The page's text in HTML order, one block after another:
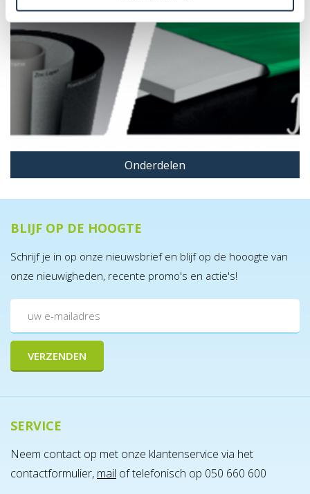
Onderdelen
BLIJF OP DE HOOGTE
Schrijf je in op onze nieuwsbrief en blijf op de hooogte van
onze nieuwigheden, recente promo's en actie's!
SERVICE
Neem contact op met onze klantenservice via het
contactformulier, mail of telefonisch op 050 660 600